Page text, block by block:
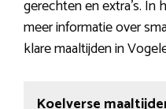
gerechten en extra’s.
meer informatie over
klare maaltijden in
Koelverse